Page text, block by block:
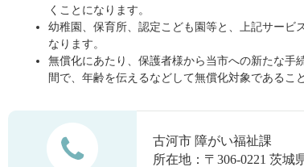
くことになります。
幼稚園、保育所、認定こども園等と、上記サービ
なります。
無償化にあたり、保護者様から当市への新たな手
間で、年齢を伝えるなどして無償化対象であるこ
古河市 障がい福祉課
所在地：〒306-0221 茨城